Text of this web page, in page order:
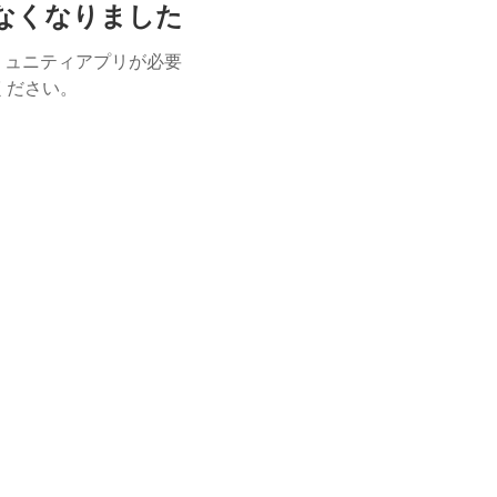
くなりました
ニティアプリが必要
さい。